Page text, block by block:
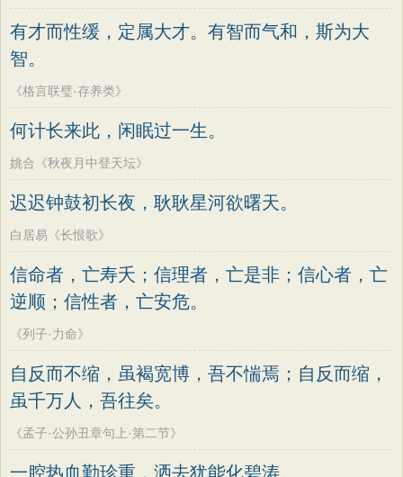
有才而性缓，定属大才。有智而气和，斯为大
智。
《格言联璧·存养类》
何计长来此，闲眠过一生。
姚合《秋夜月中登天坛》
迟迟钟鼓初长夜，耿耿星河欲曙天。
白居易《长恨歌》
信命者，亡寿夭；信理者，亡是非；信心者，亡
逆顺；信性者，亡安危。
《列子·力命》
自反而不缩，虽褐宽博，吾不惴焉；自反而缩，
虽千万人，吾往矣。
《孟子·公孙丑章句上·第二节》
一腔热血勤珍重，洒去犹能化碧涛。